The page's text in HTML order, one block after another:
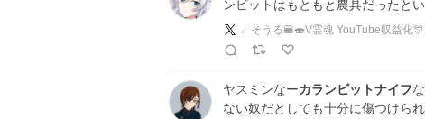
ンビットはもともと農具だったと
☄そうる🍔🍣V霊魂 YouTube収益化
ヤスミンなーカランビットナイフ
ない奴だとしても十分に傷つけら